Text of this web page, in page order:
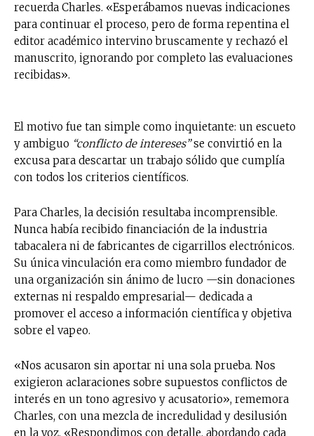
recuerda Charles. «Esperábamos nuevas indicaciones
para continuar el proceso, pero de forma repentina el
editor académico intervino bruscamente y rechazó el
manuscrito, ignorando por completo las evaluaciones
recibidas».
El motivo fue tan simple como inquietante: un escueto
y ambiguo “conflicto de intereses”se convirtió en la
excusa para descartar un trabajo sólido que cumplía
con todos los criterios científicos.
Para Charles, la decisión resultaba incomprensible.
Nunca había recibido financiación de la industria
tabacalera ni de fabricantes de cigarrillos electrónicos.
Su única vinculación era como miembro fundador de
una organización sin ánimo de lucro —sin donaciones
externas ni respaldo empresarial— dedicada a
promover el acceso a información científica y objetiva
sobre el vapeo.
«Nos acusaron sin aportar ni una sola prueba. Nos
exigieron aclaraciones sobre supuestos conflictos de
interés en un tono agresivo y acusatorio», rememora
Charles, con una mezcla de incredulidad y desilusión
en la voz. «Respondimos con detalle, abordando cada